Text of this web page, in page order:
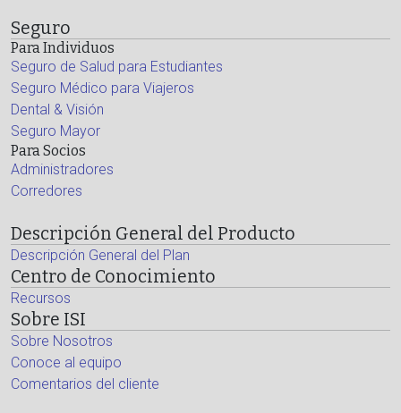
Seguro
Para Individuos
Seguro de Salud para Estudiantes
Seguro Médico para Viajeros
Dental & Visión
Seguro Mayor
Para Socios
Administradores
Corredores
Descripción General del Producto
Descripción General del Plan
Centro de Conocimiento
Recursos
Sobre ISI
Sobre Nosotros
Conoce al equipo
Comentarios del cliente